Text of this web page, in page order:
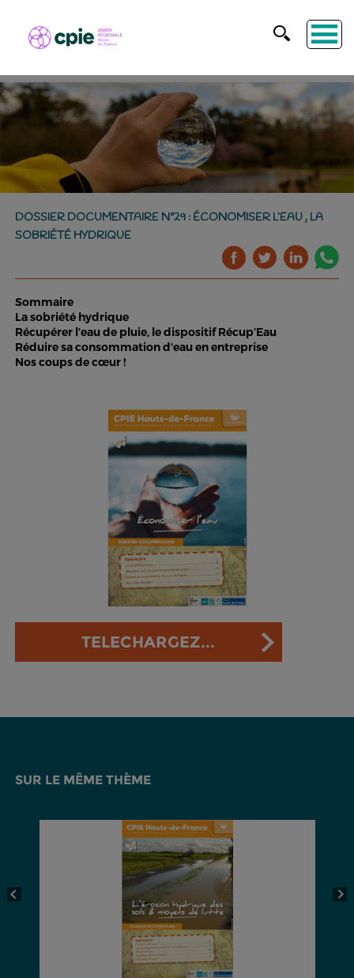
DOSSIER DOCUMENTAIRE N°29 : ÉCONOMISER L’EAU , LA
SOBRIÉTÉ HYDRIQUE
Sommaire
La sobriété hydrique
Récupérer l’eau de pluie, le dispositif Récup’Eau
Réduire sa consommation d’eau en entreprise
Nos coups de cœur !
TELECHARGEZ...
SUR LE MÊME THÈME